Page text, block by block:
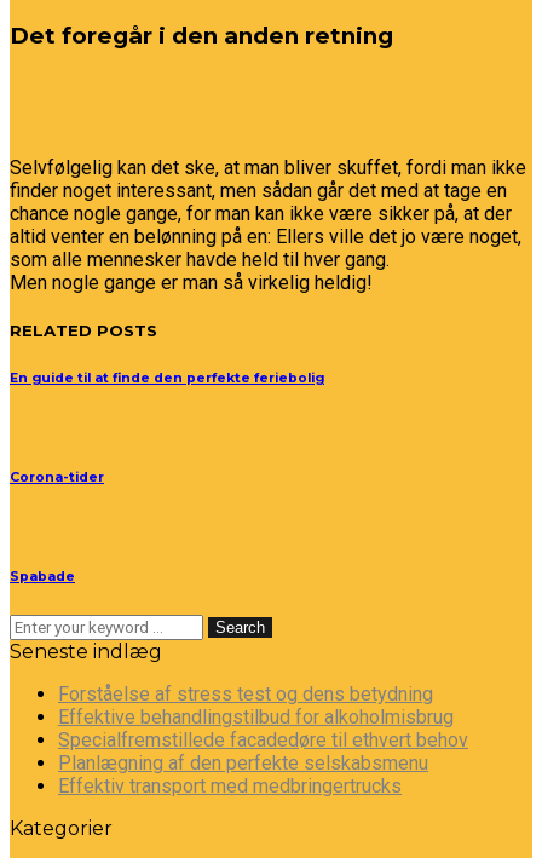
Det foregår i den anden retning
Selvfølgelig kan det ske, at man bliver skuffet, fordi man ikke
finder noget interessant, men sådan går det med at tage en
chance nogle gange, for man kan ikke være sikker på, at der
altid venter en belønning på en: Ellers ville det jo være noget,
som alle mennesker havde held til hver gang.
Men nogle gange er man så virkelig heldig!
RELATED POSTS
En guide til at finde den perfekte feriebolig
Corona-tider
Spabade
Search
Seneste indlæg
Forståelse af stress test og dens betydning
Effektive behandlingstilbud for alkoholmisbrug
Specialfremstillede facadedøre til ethvert behov
Planlægning af den perfekte selskabsmenu
Effektiv transport med medbringertrucks
Kategorier